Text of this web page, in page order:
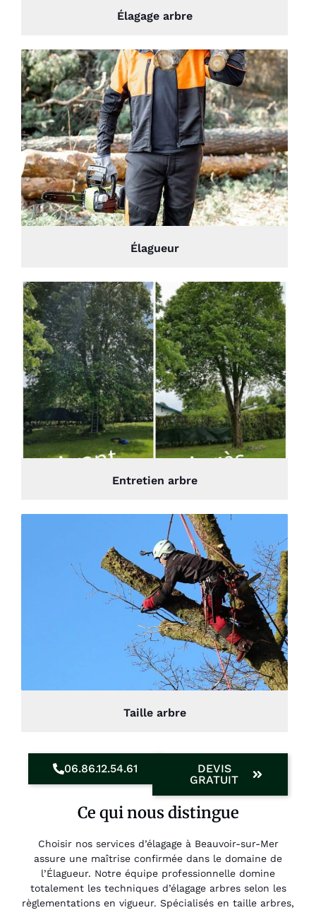
Élagage arbre
Élagueur
Entretien arbre
Taille arbre
06.86.12.54.61
DEVIS
GRATUIT
Ce qui nous distingue
Choisir nos services d’élagage à Beauvoir-sur-Mer
assure une maîtrise confirmée dans le domaine de
l’Élagueur. Notre équipe professionnelle domine
totalement les techniques d’élagage arbres selon les
règlementations en vigueur. Spécialisés en taille arbres,